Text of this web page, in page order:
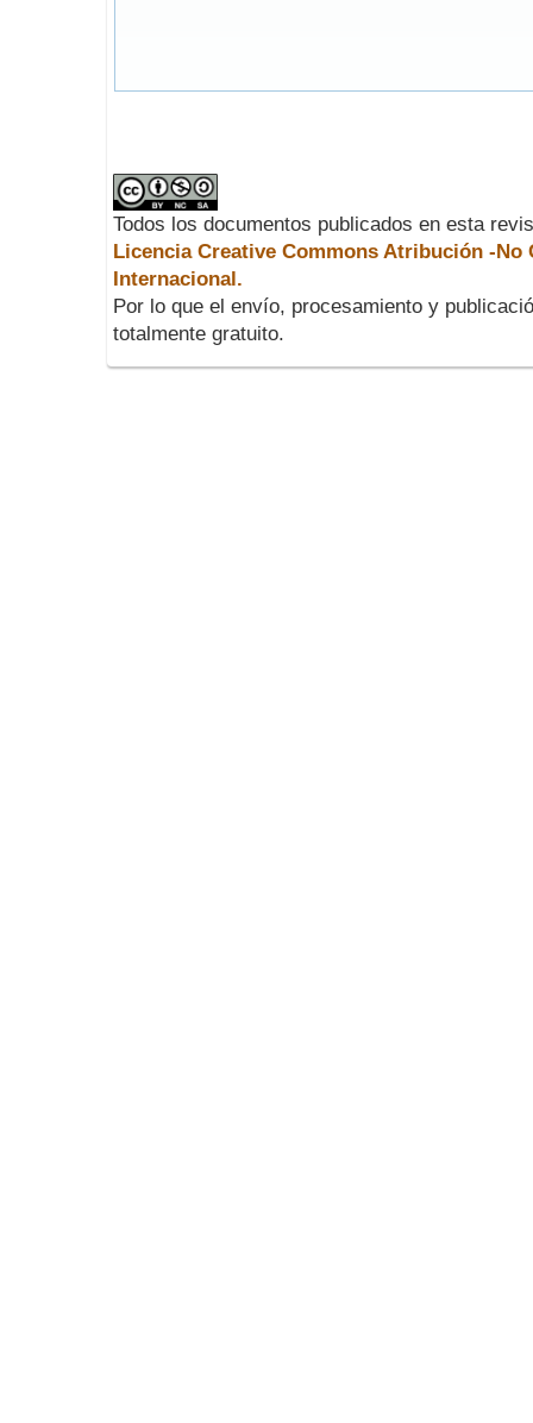
Todos los documentos publicados en esta
Licencia Creative Commons Atribución -
Internacional.
Por lo que el envío, procesamiento y
totalmente gratuito.